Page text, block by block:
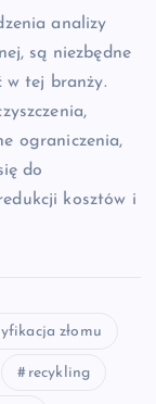
analizy
są niezbędne
w tej branży.
ograniczenia,
do
kosztów i
złomu
recykling